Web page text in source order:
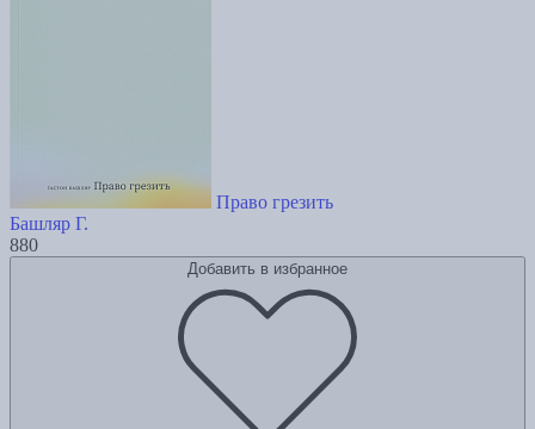
Право грезить
Башляр Г.
880
Добавить в избранное